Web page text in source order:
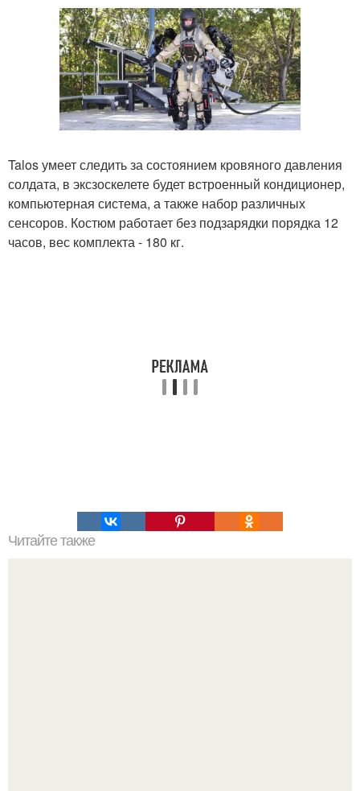
Talos умеет следить за состоянием кровяного давления
солдата, в эксзоскелете будет встроенный кондиционер,
компьютерная система, а также набор различных
сенсоров. Костюм работает без подзарядки порядка 12
часов, вес комплекта - 180 кг.
Читайте также